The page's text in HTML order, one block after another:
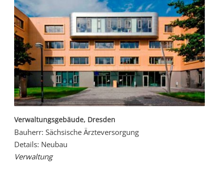
Verwaltungsgebäude, Dresden
Bauherr: Sächsische Ärzteversorgung
Details: Neubau
Verwaltung